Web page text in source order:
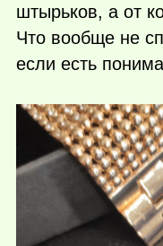
штырьков, а от
Что вообще не
если есть